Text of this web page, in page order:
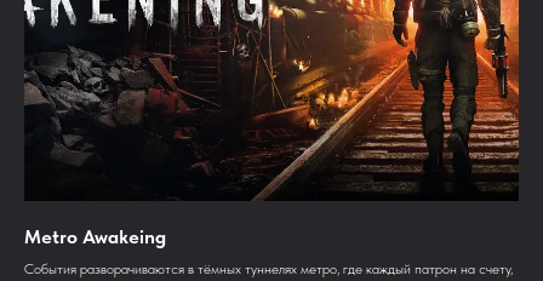
Metro Awakeing
События разворачиваются в тёмных туннелях метро, где каждый патрон на счету,